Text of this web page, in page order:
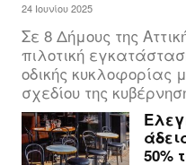
24 Ιουνίου 2025
Σε 8 Δήμους της
πιλοτική
οδικής κυκλοφορίας
σχεδίου της
50%